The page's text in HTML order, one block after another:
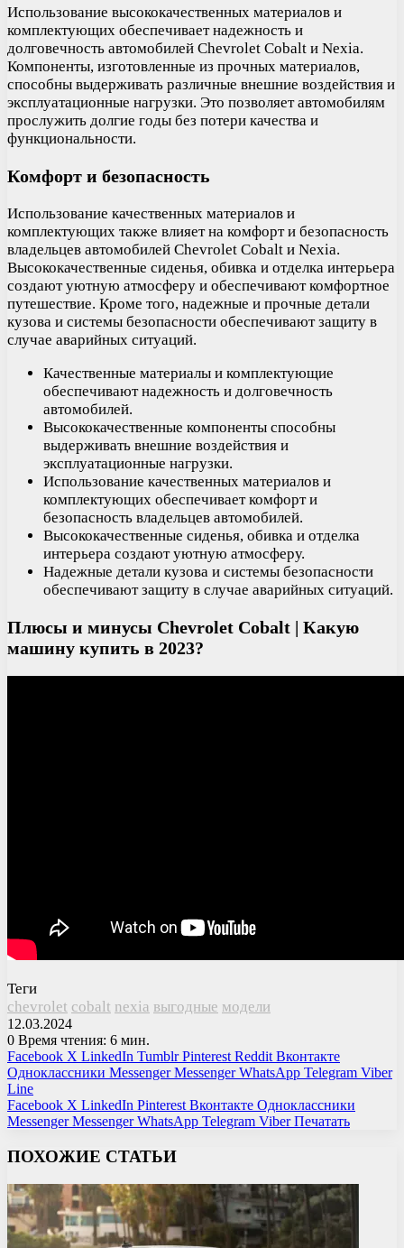
Использование высококачественных материалов и
комплектующих обеспечивает надежность и
долговечность автомобилей Chevrolet Cobalt и Nexia.
Компоненты, изготовленные из прочных материалов,
способны выдерживать различные внешние воздействия и
эксплуатационные нагрузки. Это позволяет автомобилям
прослужить долгие годы без потери качества и
функциональности.
Комфорт и безопасность
Использование качественных материалов и
комплектующих также влияет на комфорт и безопасность
владельцев автомобилей Chevrolet Cobalt и Nexia.
Высококачественные сиденья, обивка и отделка интерьера
создают уютную атмосферу и обеспечивают комфортное
путешествие. Кроме того, надежные и прочные детали
кузова и системы безопасности обеспечивают защиту в
случае аварийных ситуаций.
Качественные материалы и комплектующие
обеспечивают надежность и долговечность
автомобилей.
Высококачественные компоненты способны
выдерживать внешние воздействия и
эксплуатационные нагрузки.
Использование качественных материалов и
комплектующих обеспечивает комфорт и
безопасность владельцев автомобилей.
Высококачественные сиденья, обивка и отделка
интерьера создают уютную атмосферу.
Надежные детали кузова и системы безопасности
обеспечивают защиту в случае аварийных ситуаций.
Плюсы и минусы Chevrolet Cobalt | Какую
машину купить в 2023?
Теги
chevrolet cobalt nexia выгодные модели
12.03.2024
0 Время чтения: 6 мин.
Facebook X LinkedIn Tumblr Pinterest Reddit Вконтакте
Одноклассники Messenger Messenger WhatsApp Telegram Viber
Line
Facebook X LinkedIn Pinterest Вконтакте Одноклассники
Messenger Messenger WhatsApp Telegram Viber Печатать
ПОХОЖИЕ СТАТЬИ